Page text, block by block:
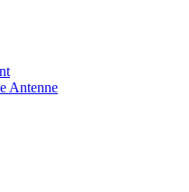
Antenne